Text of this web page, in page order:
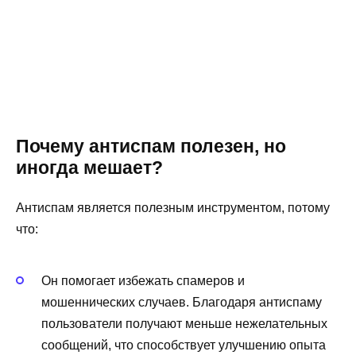
Почему антиспам полезен, но
иногда мешает?
Антиспам является полезным инструментом, потому
что:
Он помогает избежать спамеров и
мошеннических случаев. Благодаря антиспаму
пользователи получают меньше нежелательных
сообщений, что способствует улучшению опыта